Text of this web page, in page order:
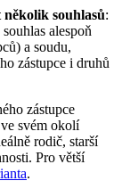
souhlasů:
alespoň
a soudu,
zástupce i druhů
zástupce
svém okolí
rodič, starší
Pro větší
.